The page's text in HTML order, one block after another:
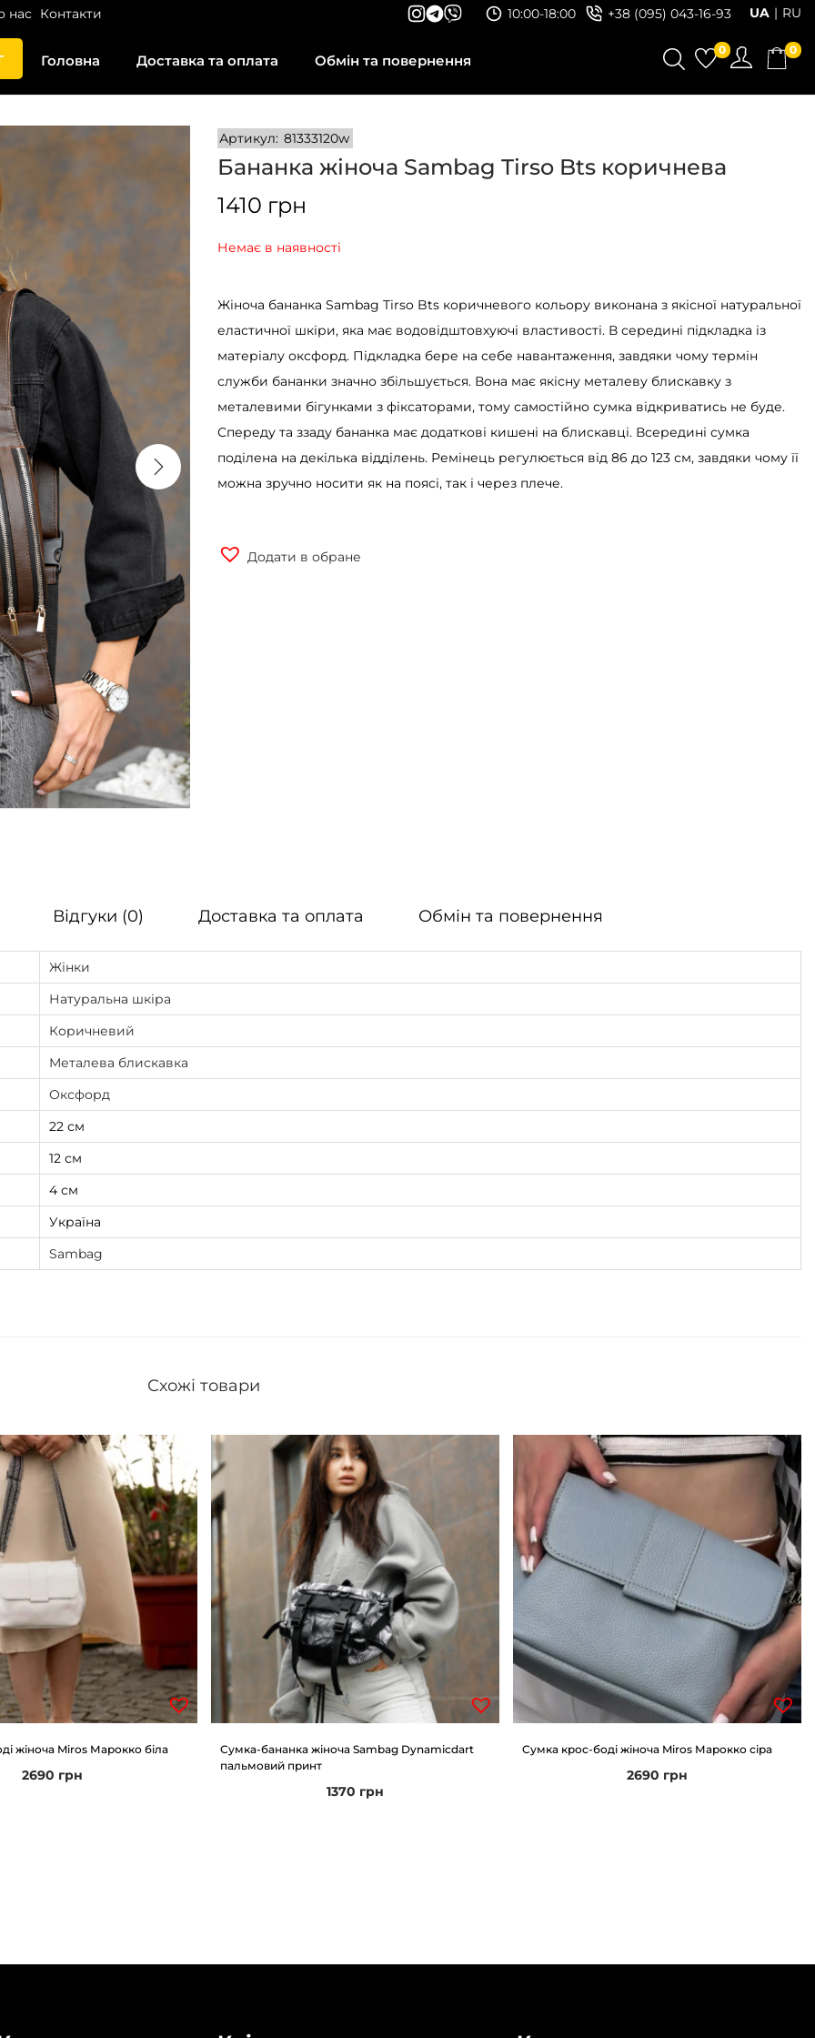
нас Контакти 10:00-18:00 +38 (095) 043-16-93 UA RU
Головна Доставка та оплата Обмін та повернення
0 0
Артикул: 81333120w
Бананка жіноча Sambag Tirso Bts коричнева
1410 грн
Немає в наявності
Жіноча бананка Sambag Tirso Bts коричневого кольору виконана з якісної натуральної
еластичної шкіри, яка має водовідштовхуючі властивості. В середині підкладка із
матеріалу оксфорд. Підкладка бере на себе навантаження, завдяки чому термін
служби бананки значно збільшується. Вона має якісну металеву блискавку з
металевими бігунками з фіксаторами, тому самостійно сумка відкриватись не буде.
Спереду та ззаду бананка має додаткові кишені на блискавці. Всередині сумка
поділена на декілька відділень. Ремінець регулюється від 86 до 123 см, завдяки чому її
можна зручно носити як на поясі, так і через плече.
Додати в обране
Відгуки (0) Доставка та оплата Обмін та повернення
Жінки
Натуральна шкіра
Коричневий
Металева блискавка
Оксфорд
22 см
12 см
4 см
Україна
Sambag
Схожі товари
жіноча Miros Марокко біла
2690 грн
Сумка-бананка жіноча Sambag Dynamicdart
пальмовий принт
1370 грн
Сумка крос-боді жіноча Miros Марокко сіра
2690 грн